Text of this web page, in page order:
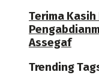
Terima
Assegaf
Trending